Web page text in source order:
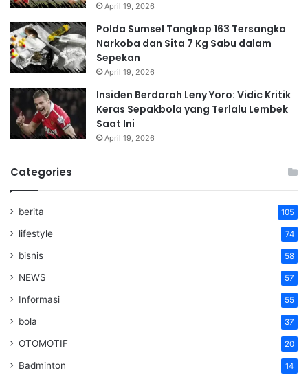
April 19, 2026
Polda Sumsel Tangkap 163 Tersangka
Narkoba dan Sita 7 Kg Sabu dalam
Sepekan
April 19, 2026
Insiden Berdarah Leny Yoro: Vidic Kritik
Keras Sepakbola yang Terlalu Lembek
Saat Ini
April 19, 2026
Categories
berita 105
lifestyle 74
bisnis 58
NEWS 57
Informasi 55
bola 37
OTOMOTIF 20
Badminton 14